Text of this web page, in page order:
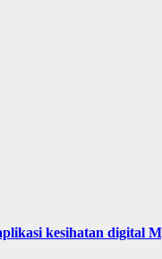
kesihatan digital